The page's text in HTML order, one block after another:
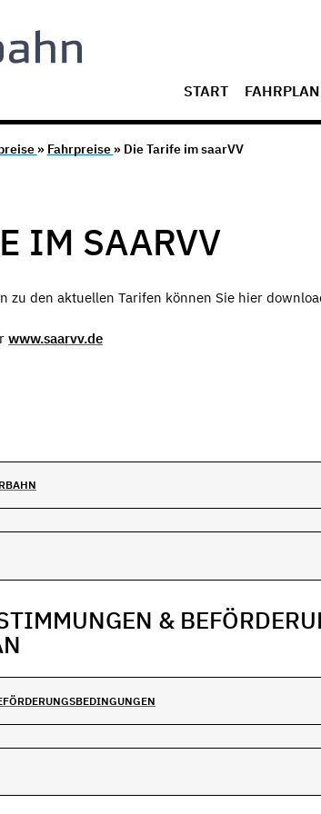
START FAHRPLAN
» Fahrpreise » Die Tarife im saarVV
IM SAARVV
zu den aktuellen Tarifen können Sie hier
www.saarvv.de
&